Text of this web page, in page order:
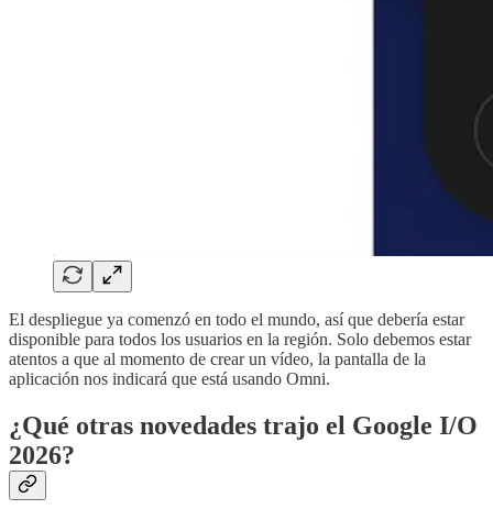
El despliegue ya comenzó en todo el mundo, así que debería estar
disponible para todos los usuarios en la región. Solo debemos estar
atentos a que al momento de crear un vídeo, la pantalla de la
aplicación nos indicará que está usando Omni.
¿Qué otras novedades trajo el Google I/O
2026?